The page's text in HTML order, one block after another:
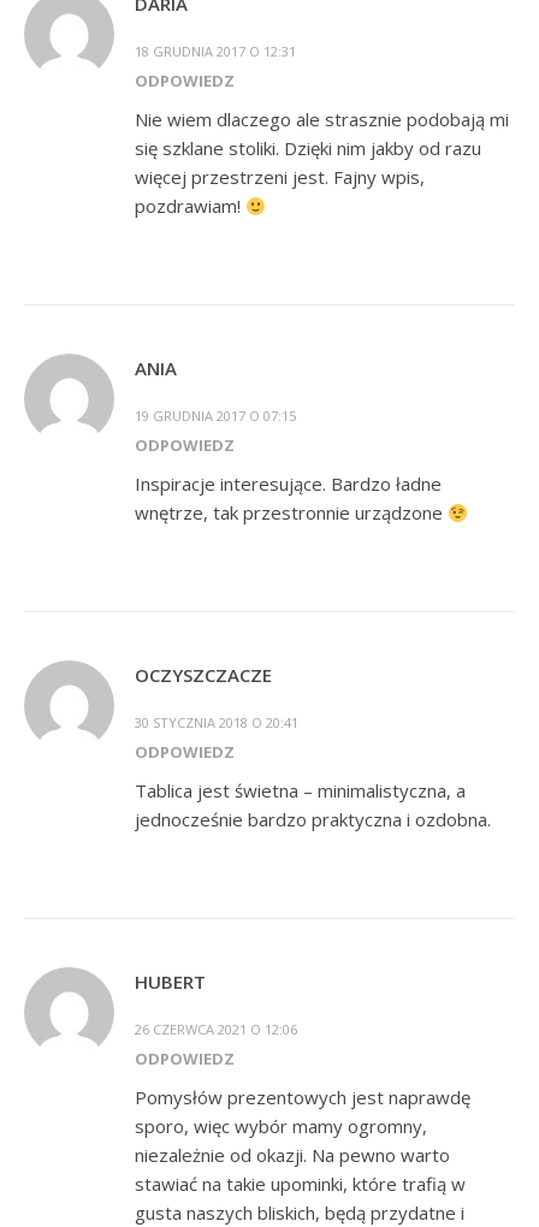
18 GRUDNIA 2017 O 12:31
ODPOWIEDZ
Nie wiem dlaczego ale strasznie podobają mi
się szklane stoliki. Dzięki nim jakby od razu
więcej przestrzeni jest. Fajny wpis,
pozdrawiam!
ANIA
19 GRUDNIA 2017 O 07:15
ODPOWIEDZ
Inspiracje interesujące. Bardzo ładne
wnętrze, tak przestronnie urządzone
OCZYSZCZACZE
30 STYCZNIA 2018 O 20:41
ODPOWIEDZ
Tablica jest świetna – minimalistyczna, a
jednocześnie bardzo praktyczna i ozdobna.
HUBERT
26 CZERWCA 2021 O 12:06
ODPOWIEDZ
Pomysłów prezentowych jest naprawdę
sporo, więc wybór mamy ogromny,
niezależnie od okazji. Na pewno warto
stawiać na takie upominki, które trafią w
gusta naszych bliskich, będą przydatne i